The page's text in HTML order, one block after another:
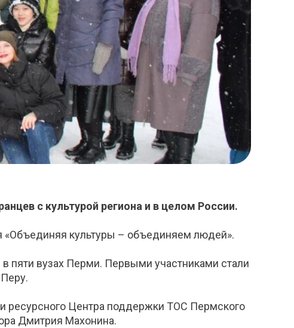
с культурой региона и в целом России.
«Объединяя культуры – объединяем людей».
пяти вузах Перми. Первыми участниками стали
ресурсного Центра поддержки ТОС Пермского
Дмитрия Махонина.